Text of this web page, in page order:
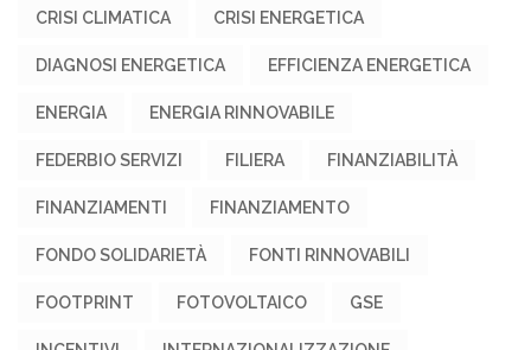
CRISI CLIMATICA CRISI ENERGETICA
DIAGNOSI ENERGETICA EFFICIENZA ENERGETICA
ENERGIA ENERGIA RINNOVABILE
FEDERBIO SERVIZI FILIERA FINANZIABILITÀ
FINANZIAMENTI FINANZIAMENTO
FONDO SOLIDARIETÀ FONTI RINNOVABILI
FOOTPRINT FOTOVOLTAICO GSE